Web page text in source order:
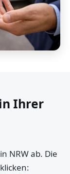
Ihrer
NRW ab. Die